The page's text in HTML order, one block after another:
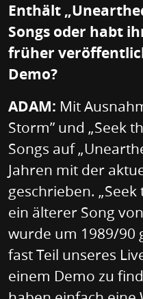
Enthält
Songs oder habt
früher
Demo?
ADAM: Mit
Storm” und „Seek
Songs auf
Jahren mit der
geschrieben.
ein älterer Song
wurde um 1989/90
fast Teil unseres
einem Demo zu